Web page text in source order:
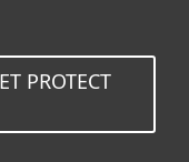
PROTECT